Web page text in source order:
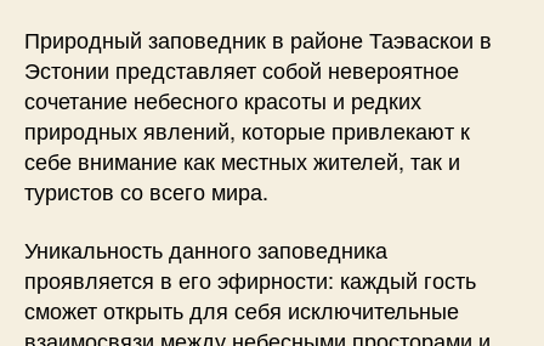
Природный заповедник в районе Таэваскои в
Эстонии представляет собой невероятное
сочетание небесного красоты и редких
природных явлений, которые привлекают к
себе внимание как местных жителей, так и
туристов со всего мира.
Уникальность данного заповедника
проявляется в его эфирности: каждый гость
сможет открыть для себя исключительные
взаимосвязи между небесными просторами и